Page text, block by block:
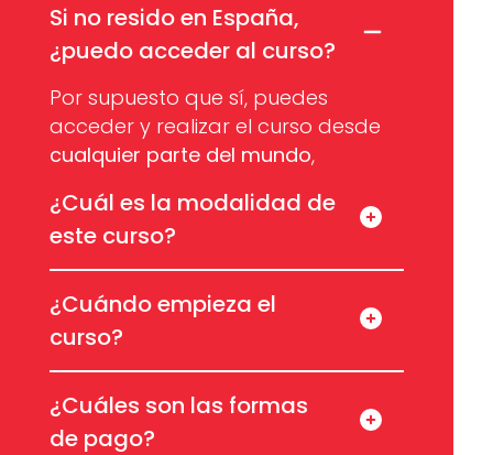
Si no resido en España,
¿puedo acceder al curso?
Por supuesto que sí, puedes
acceder y realizar el curso desde
cualquier parte del mundo,
¿Cuál es la modalidad de
este curso?
¿Cuándo empieza el
curso?
¿Cuáles son las formas
de pago?